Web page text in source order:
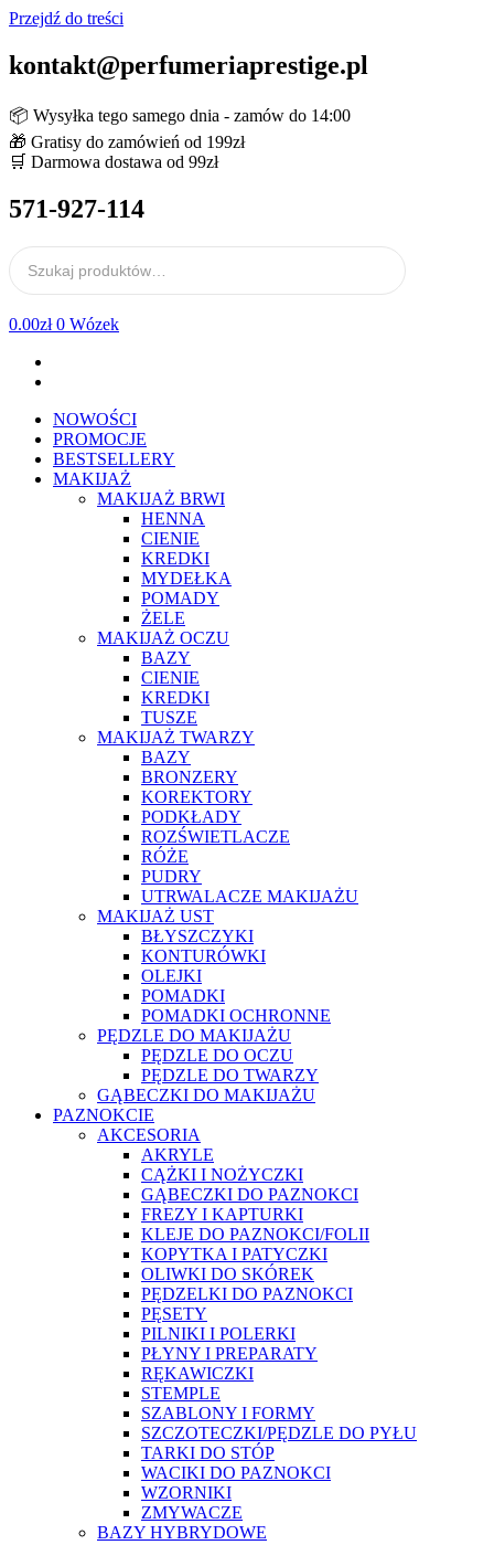
Przejdź do treści
kontakt@perfumeriaprestige.pl
📦 Wysyłka tego samego dnia - zamów do 14:00
🎁 Gratisy do zamówień od 199zł
🛒 Darmowa dostawa od 99zł
571-927-114
0.00zł 0 Wózek
NOWOŚCI
PROMOCJE
BESTSELLERY
MAKIJAŻ
MAKIJAŻ BRWI
HENNA
CIENIE
KREDKI
MYDEŁKA
POMADY
ŻELE
MAKIJAŻ OCZU
BAZY
CIENIE
KREDKI
TUSZE
MAKIJAŻ TWARZY
BAZY
BRONZERY
KOREKTORY
PODKŁADY
ROZŚWIETLACZE
RÓŻE
PUDRY
UTRWALACZE MAKIJAŻU
MAKIJAŻ UST
BŁYSZCZYKI
KONTURÓWKI
OLEJKI
POMADKI
POMADKI OCHRONNE
PĘDZLE DO MAKIJAŻU
PĘDZLE DO OCZU
PĘDZLE DO TWARZY
GĄBECZKI DO MAKIJAŻU
PAZNOKCIE
AKCESORIA
AKRYLE
CĄŻKI I NOŻYCZKI
GĄBECZKI DO PAZNOKCI
FREZY I KAPTURKI
KLEJE DO PAZNOKCI/FOLII
KOPYTKA I PATYCZKI
OLIWKI DO SKÓREK
PĘDZELKI DO PAZNOKCI
PĘSETY
PILNIKI I POLERKI
PŁYNY I PREPARATY
RĘKAWICZKI
STEMPLE
SZABLONY I FORMY
SZCZOTECZKI/PĘDZLE DO PYŁU
TARKI DO STÓP
WACIKI DO PAZNOKCI
WZORNIKI
ZMYWACZE
BAZY HYBRYDOWE